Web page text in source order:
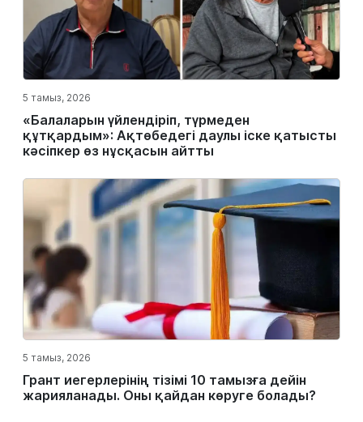
5 тамыз, 2026
«Балаларын үйлендіріп, түрмеден
құтқардым»: Ақтөбедегі даулы іске қатысты
кәсіпкер өз нұсқасын айтты
5 тамыз, 2026
Грант иегерлерінің тізімі 10 тамызға дейін
жарияланады. Оны қайдан көруге болады?